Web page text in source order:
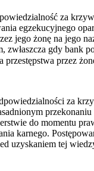
za
egzekucyjnego
jego żonę na jego
zwłaszcza gdy bank
przestępstwa przez
za
do momentu
karnego.
uzyskaniem tej